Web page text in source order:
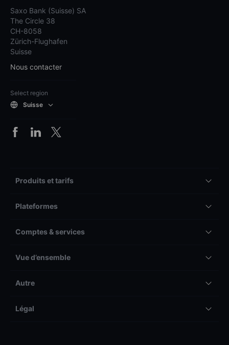
Saxo Bank (Suisse) SA
The Circle 38
CH-8058
Zürich-Flughafen
Suisse
Nous contacter
Select region
Suisse
Produits et tarifs
Plateformes
Comptes & services
Vue d’ensemble
Autre
Légal